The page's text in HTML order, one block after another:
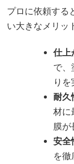
プロに依頼する
い大きなメリッ
仕上
で、
りを
耐久
材に
膜が
安全
を